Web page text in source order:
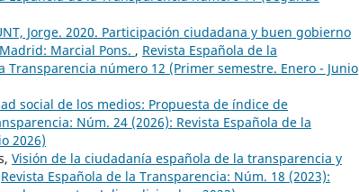
Jorge. 2020. Participación ciudadana y buen gobierno
Marcial Pons. , Revista Española de la
número 12 (Primer semestre. Enero - Junio
social de los medios: Propuesta de índice de
Núm. 24 (2026): Revista Española de la
2026)
Visión de la ciudadanía española de la transparencia y
Revista Española de la Transparencia: Núm. 18 (2023):